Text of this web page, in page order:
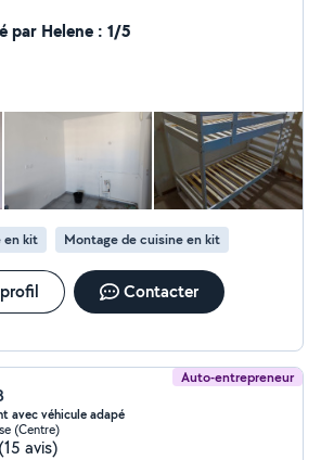
par Helene : 1/5
en kit Montage de cuisine en kit
Contacter
Auto-entrepreneur
avec véhicule adapé
(Centre)
(15 avis)